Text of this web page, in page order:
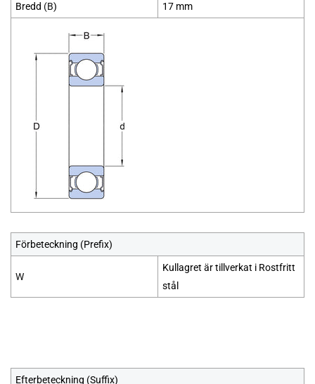
Bredd (B) 17 mm
Förbeteckning (Prefix)
W
Kullagret är tillverkat i Rostfritt
stål
Efterbeteckning (Suffix)